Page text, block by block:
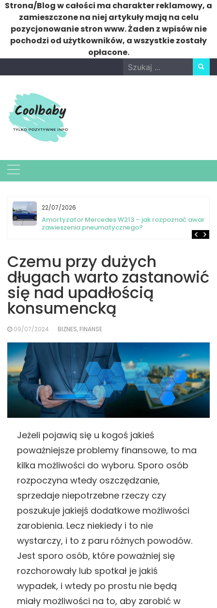
Strona/Blog w całości ma charakter reklamowy, a
zamieszczone na niej artykuły mają na celu
pozycjonowanie stron www. Żaden z wpisów nie
pochodzi od użytkowników, a wszystkie zostały
opłacone.
to
Search
for:
22/07/2026
Amortyzator Mercedes W213 – jak rozpoznać awarię
zawieszenia pneumatycznego?
Czemu przy dużych
długach warto zastanowić
się nad upadłością
konsumencką
09/07/2024 BIZNES, FINANSE
Jeżeli pojawią się u kogoś jakieś
poważniejsze problemy finansowe, to ma
kilka możliwości do wyboru. Sporo osób
rozpoczyna wtedy oszczędzanie,
sprzedaje niepotrzebne rzeczy czy
poszukuje jakiejś dodatkowe możliwości
zarobienia. Lecz niekiedy i to nie
wystarczy, i to z paru różnych powodów.
Jest sporo osób, które poważniej się
rozchorowały lub spotkał je jakiś
wypadek, i wtedy po prostu nie będą
miały możliwości na to, aby zarobić w